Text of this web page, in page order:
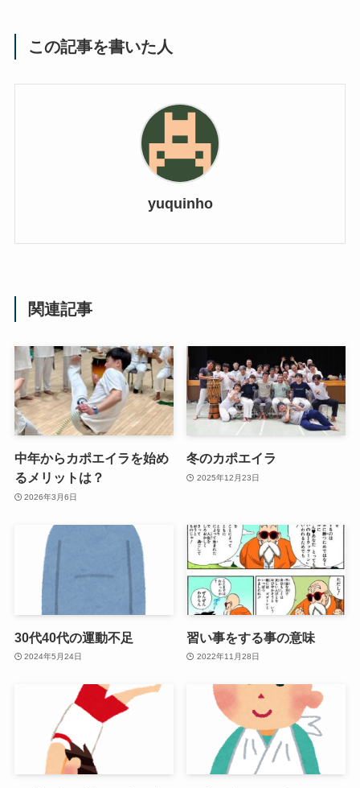
この記事を書いた人
yuquinho
関連記事
中年からカポエイラを始め
るメリットは？
2026年3月6日
冬のカポエイラ
2025年12月23日
30代40代の運動不足
2024年5月24日
習い事をする事の意味
2022年11月28日